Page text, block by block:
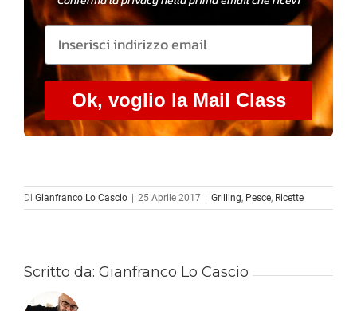
Ok, voglio la Mail Class
Di Gianfranco Lo Cascio 25 Aprile 2017 Grilling, Pesce, Ricette
Scritto da: Gianfranco Lo Cascio